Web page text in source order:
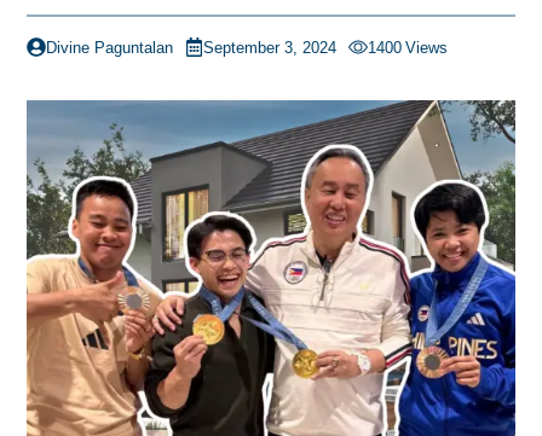
Divine Paguntalan September 3, 2024 1400 Views